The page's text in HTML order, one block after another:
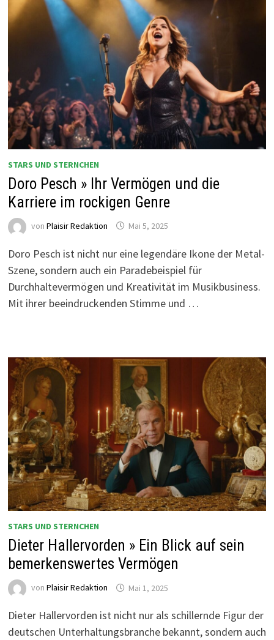
STARS UND STERNCHEN
Doro Pesch » Ihr Vermögen und die
Karriere im rockigen Genre
von Plaisir Redaktion Mai 5, 2025
Doro Pesch ist nicht nur eine legendäre Ikone der Metal-
Szene, sondern auch ein Paradebeispiel für
Durchhaltevermögen und Kreativität im Musikbusiness.
Mit ihrer beeindruckenden Stimme und …
STARS UND STERNCHEN
Dieter Hallervorden » Ein Blick auf sein
bemerkenswertes Vermögen
von Plaisir Redaktion Mai 1, 2025
Dieter Hallervorden ist nicht nur als schillernde Figur der
deutschen Unterhaltungsbranche bekannt, sondern auch